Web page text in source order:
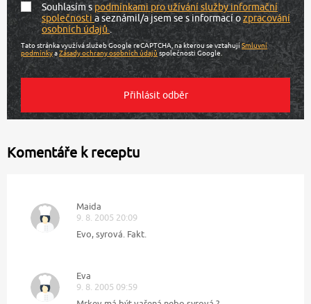
Souhlasím spodmínkami pro užívání služby informační
společnostia seznámil/a jsem se s informací ozpracování
osobních údajů.
Tato stránka využívá služeb Google reCAPTCHA, na kterou se vztahujíSmluvní
podmínkyaZásady ochrany osobních údajů společnosti Google.
Komentáře k receptu
Maida
9. 8. 2005 20:09
Evo, syrová. Fakt.
Eva
9. 8. 2005 09:59